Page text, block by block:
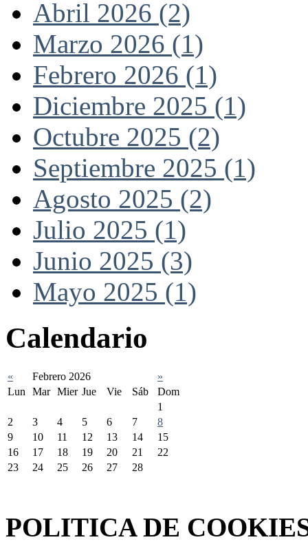
Abril 2026 (2)
Marzo 2026 (1)
Febrero 2026 (1)
Diciembre 2025 (1)
Octubre 2025 (2)
Septiembre 2025 (1)
Agosto 2025 (2)
Julio 2025 (1)
Junio 2025 (3)
Mayo 2025 (1)
Calendario
« Febrero 2026
»
Lun
Mar Mier Jue Vie Sáb
Dom
1
2
3 4 5 6 7
8
9
10 11 12 13 14
15
16
17 18 19 20 21
22
23
24 25 26 27
28
POLITICA DE